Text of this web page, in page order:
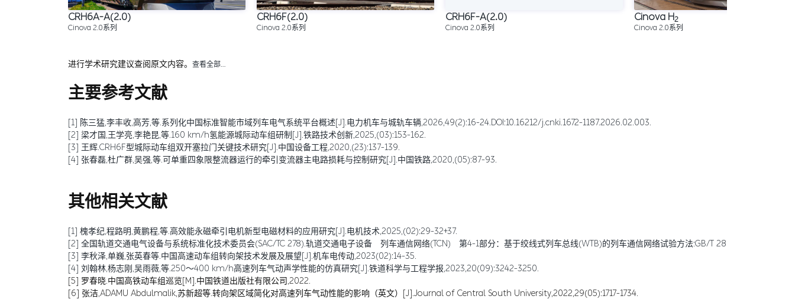
CRH6A-A(2.0)
Cinova 2.0系列
CRH6F(2.0)
Cinova 2.0系列
CRH6F-A(2.0)
Cinova 2.0系列
Cinova H2
Cinova 2.0系列
进行学术研究建议查阅原文内容。 查看全部…
主要参考文献
[1] 陈三猛,李丰收,高芳,等.系列化中国标准智能市域列车电气系统平台概述[J].电力机车与城轨车辆,2026,49(2):16-24.DOI:10.16212/j.cnki.1672-1187.2026.02.003.
[2] 梁才国,王学亮,李艳昆,等.160 km/h氢能源城际动车组研制[J].铁路技术创新,2025,(03):153-162.
[3] 王辉.CRH6F型城际动车组双开塞拉门关键技术研究[J].中国设备工程,2020,(23):137-139.
[4] 张春磊,杜广群,吴强,等.可单重四象限整流器运行的牵引变流器主电路损耗与控制研究[J].中国铁路,2020,(05):87-93.
其他相关文献
[1] 槐孝纪,程路明,黄鹏程,等.高效能永磁牵引电机新型电磁材料的应用研究[J].电机技术,2025,(02):29-32+37.
[2] 全国轨道交通电气设备与系统标准化技术委员会(SAC/TC 278).轨道交通电子设备 列车通信网络(TCN) 第4-1部分：基于绞线式列车总线(WTB)的列车通信网络试验方法:GB/T 28029.13-2025[S].
[3] 李秋泽,单巍,张英春等.中国高速动车组转向架技术发展及展望[J].机车电传动,2023(02):14-35.
[4] 刘翰林,杨志刚,吴雨薇,等.250～400 km/h高速列车气动声学性能的仿真研究[J].铁道科学与工程学报,2023,20(09):3242-3250.
[5] 罗春晓.中国高铁动车组巡览[M].中国铁道出版社有限公司,2022.
[6] 张洁,ADAMU Abdulmalik,苏新超等.转向架区域简化对高速列车气动性能的影响（英文）[J].Journal of Central South University,2022,29(05):1717-1734.